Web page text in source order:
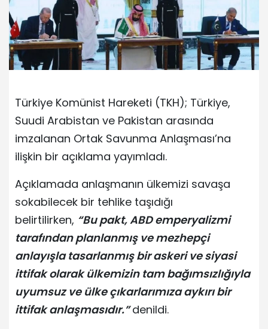
Türkiye Komünist Hareketi (TKH); Türkiye,
Suudi Arabistan ve Pakistan arasında
imzalanan Ortak Savunma Anlaşması’na
ilişkin bir açıklama yayımladı.
Açıklamada anlaşmanın ülkemizi savaşa
sokabilecek bir tehlike taşıdığı
belirtilirken, “Bu pakt, ABD emperyalizmi
tarafından planlanmış ve mezhepçi
anlayışla tasarlanmış bir askeri ve siyasi
ittifak olarak ülkemizin tam bağımsızlığıyla
uyumsuz ve ülke çıkarlarımıza aykırı bir
ittifak anlaşmasıdır.” denildi.